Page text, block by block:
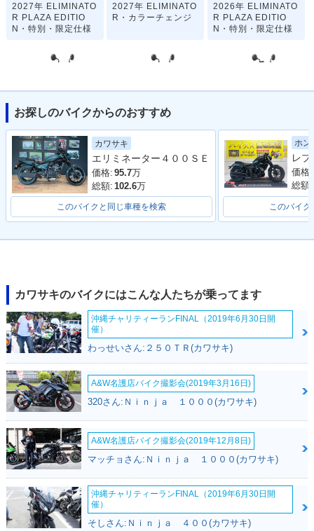
2027年 ELIMINATO
R PLAZA EDITIO
N・特別・限定仕様
2027年 ELIMINATO
R・カラーチェンジ
2026年 ELIMINATO
R PLAZA EDITIO
N・特別・限定仕様
2026年 ELIMINATO
R・カラーチェンジ
2025年 ELIMINATO
R・カラーチェンジ
2025年 ELIMINATO
R PLAZA EDITIO
N・特別・限定仕様
1994年 ELIMINATO
R 400
1993年 ELIMINATO
R 400
1987年 ELIMINATO
R 400
1986年 ELIMINATO
R 400
お探しのバイクからのおすすめ
カワサキ
エリミネーター４００ＳＥ
価格: 95.7万
総額: 102.6万
このバイクと同じ車種を検索
ホン
価格:
総額:
このバイク
カワサキのバイクにはこんな人たちが乗ってます
沖縄チャリティーランFINAL（2019年6月30日開
催）
わっせいさん:２５０ＴＲ(カワサキ)
A&W名護店バイク撮影会(2019年3月16日)
320さん:Ｎｉｎｊａ １０００(カワサキ)
A&W名護店バイク撮影会(2019年12月8日)
マッチョさん:Ｎｉｎｊａ １０００(カワサキ)
沖縄チャリティーランFINAL（2019年6月30日開
催）
そしさん:Ｎｉｎｊａ ４００(カワサキ)